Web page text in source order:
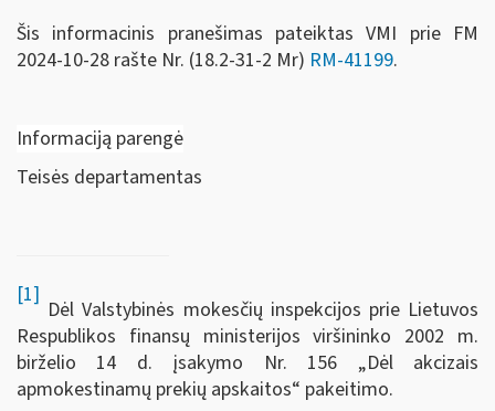
Šis informacinis pranešimas pateiktas VMI prie FM
2024-10-28 rašte Nr. (18.2-31-2 Mr) RM-41199.
Informaciją parengė
Teisės departamentas
[1]
Dėl Valstybinės mokesčių inspekcijos prie Lietuvos
Respublikos finansų ministerijos viršininko 2002 m.
birželio 14 d. įsakymo Nr. 156 „Dėl akcizais
apmokestinamų prekių apskaitos“ pakeitimo.